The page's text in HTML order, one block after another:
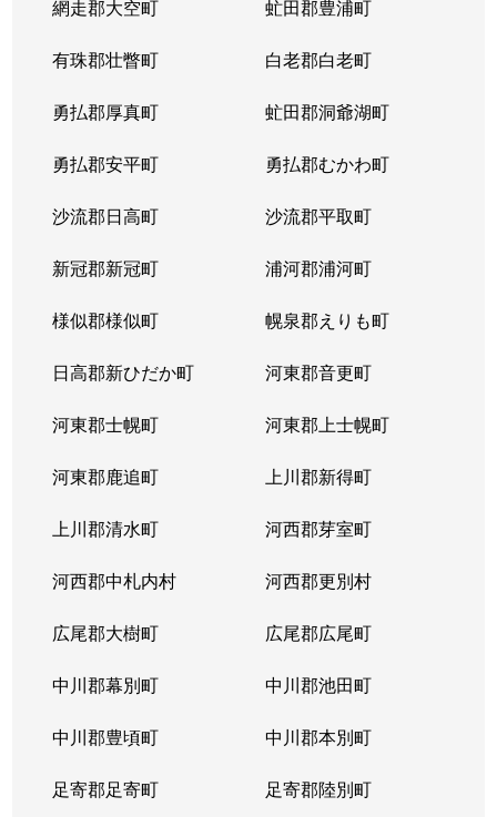
網走郡大空町 虻田郡豊浦町
有珠郡壮瞥町 白老郡白老町
勇払郡厚真町 虻田郡洞爺湖町
勇払郡安平町 勇払郡むかわ町
沙流郡日高町 沙流郡平取町
新冠郡新冠町 浦河郡浦河町
様似郡様似町 幌泉郡えりも町
日高郡新ひだか町 河東郡音更町
河東郡士幌町 河東郡上士幌町
河東郡鹿追町 上川郡新得町
上川郡清水町 河西郡芽室町
河西郡中札内村 河西郡更別村
広尾郡大樹町 広尾郡広尾町
中川郡幕別町 中川郡池田町
中川郡豊頃町 中川郡本別町
足寄郡足寄町 足寄郡陸別町